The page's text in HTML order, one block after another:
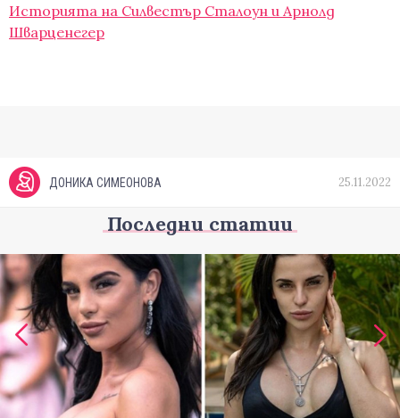
Историята на Силвестър Сталоун и Арнолд
Шварценегер
ДОНИКА СИМЕОНОВА 25.11.2022
Последни статии